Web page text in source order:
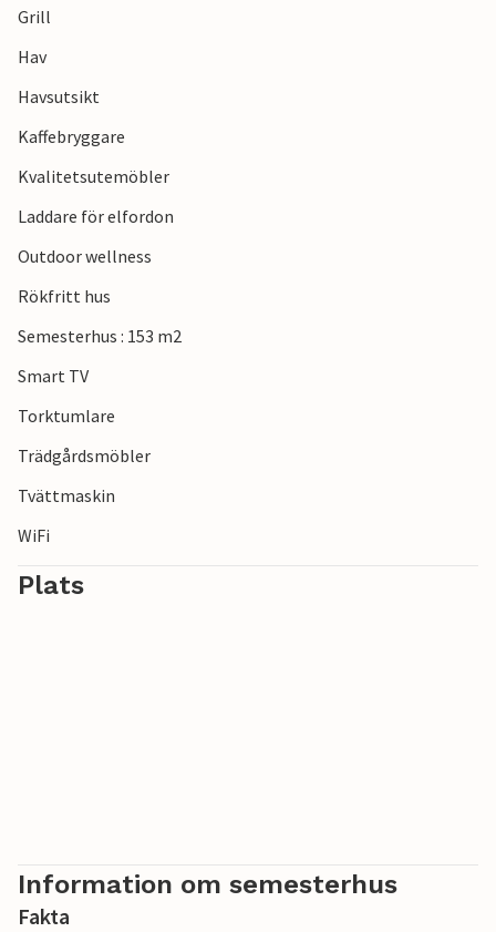
på dig med sina vackra kullar och fantastiska vyer över
landsbygden.
Se fram emot en underbar familjesemester nära alla
bekvämligheter.
Grill
Hav
Havsutsikt
Kaffebryggare
Kvalitetsutemöbler
Laddare för elfordon
Outdoor wellness
Rökfritt hus
Semesterhus : 153 m2
Smart TV
Torktumlare
Trädgårdsmöbler
Tvättmaskin
WiFi
Plats
Information om semesterhus
Fakta